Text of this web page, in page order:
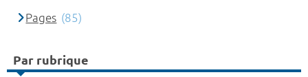
Pages (85)
Par rubrique